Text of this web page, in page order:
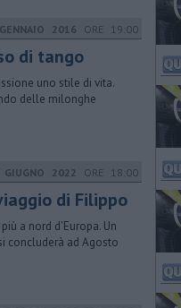
2016 ORE 19:00
di tango
uno stile di vita.
delle milonghe
2022 ORE 18:00
di Filippo
a nord d'Europa. Un
concluderà ad Agosto